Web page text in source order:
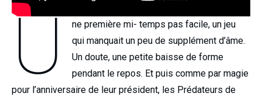
U
ne première mi- temps pas facile, un jeu
qui manquait un peu de supplément d’âme.
Un doute, une petite baisse de forme
pendant le repos. Et puis comme par magie
pour l’anniversaire de leur président, les Prédateurs de